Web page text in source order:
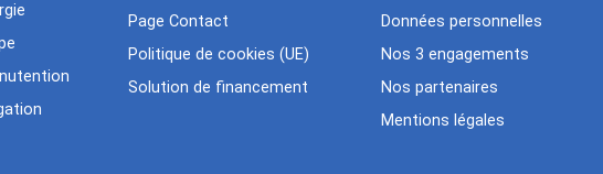
Page Contact
Politique de cookies (UE)
Solution de financement
Données personnelles
Nos 3 engagements
Nos partenaires
Mentions légales